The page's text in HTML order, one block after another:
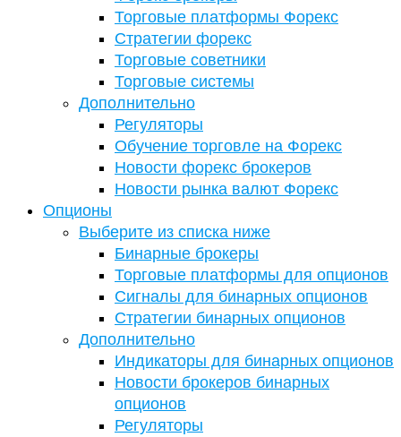
Торговые платформы Форекс
Стратегии форекс
Торговые советники
Торговые системы
Дополнительно
Регуляторы
Обучение торговле на Форекс
Новости форекс брокеров
Новости рынка валют Форекс
Опционы
Выберите из списка ниже
Бинарные брокеры
Торговые платформы для опционов
Сигналы для бинарных опционов
Стратегии бинарных опционов
Дополнительно
Индикаторы для бинарных опционов
Новости брокеров бинарных
опционов
Регуляторы